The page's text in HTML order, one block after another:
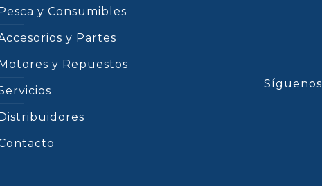
y Consumibles
y Partes
y Repuestos
Síguenos